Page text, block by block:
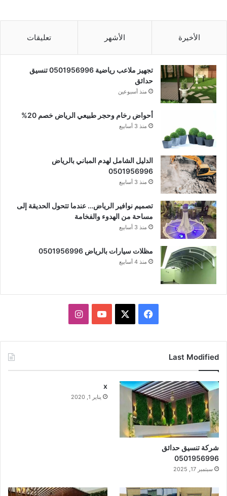
الأخيرة الأشهر تعليقات
تجهيز ملاعب رياضية 0501956996 تنسيق
حدائق
منذ أسبوعين
أحواض رخام وحجر طبيعي الرياض خصم 20%
منذ 3 أسابيع
الدليل الشامل لهدم المباني بالرياض
0501956996
منذ 3 أسابيع
تصميم نوافير الرياض… عندما تتحول الحديقة إلى
مساحة من الهدوء والفخامة
منذ 3 أسابيع
مظلات سيارات بالرياض 0501956996
منذ 4 أسابيع
فيسبوك يوتيوبانستقرام
Last Modified
شركة تنسيق حدائق
0501956996
سبتمبر 17, 2025
x
يناير 1, 2020